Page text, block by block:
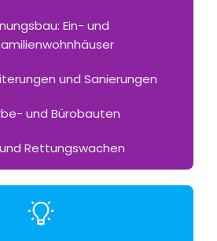
Ein- und
und Sanierungen
und Bürobauten
Rettungswachen